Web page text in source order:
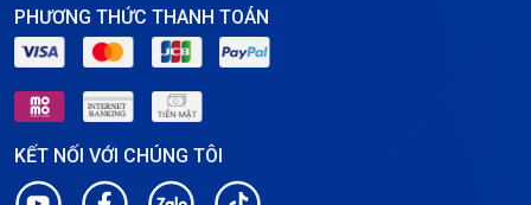
PHƯƠNG THỨC THANH TOÁN
KẾT NỐI VỚI CHÚNG TÔI